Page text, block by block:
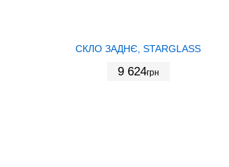
СКЛО ЗАДНЄ, STARGLASS
9 624грн